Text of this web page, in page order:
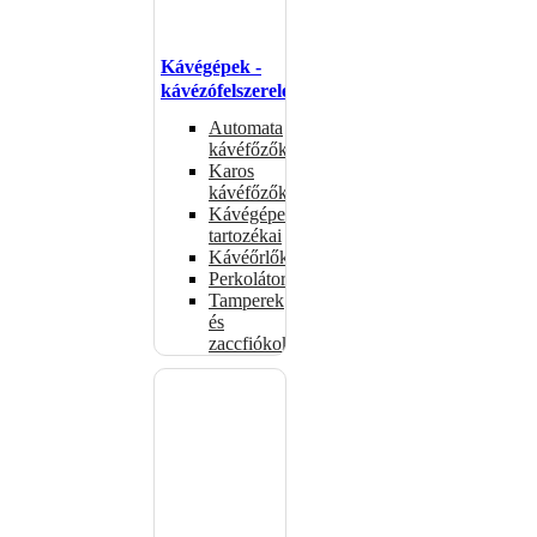
Kávégépek -
kávézófelszerelés
Automata
kávéfőzők
Karos
kávéfőzők
Kávégépek
tartozékai
Kávéőrlők
Perkolátorok
Tamperek
és
zaccfiókok